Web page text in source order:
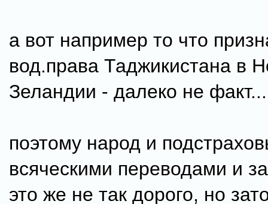
а вот например то что
вод.права Таджикистана в
Зеландии - далеко не
поэтому народ и
всяческими переводами и
это же не так дорого, но